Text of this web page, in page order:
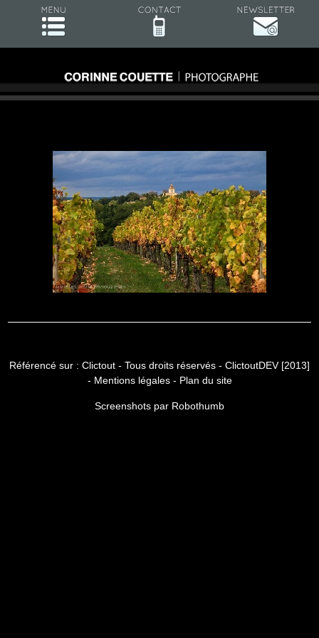
Référencé sur : Clictout - Tous droits réservés - ClictoutDEV [2013]
- Mentions légales- Plan du site
Screenshots par Robothumb